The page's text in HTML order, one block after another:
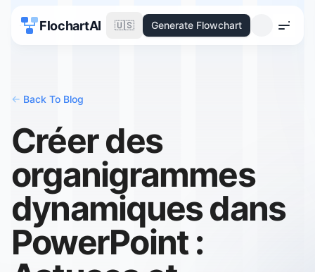
FlochartAI 🇺🇸 Generate Flowchart
Menu
<- Back To Blog
Créer des
organigrammes
dynamiques dans
PowerPoint :